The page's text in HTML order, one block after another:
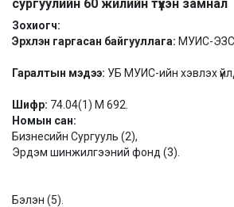
сургуулийн 60 жилийн түүхэн замнал
Зохиогч:
Эрхлэн гаргасан байгууллага: МУИС-ЭЗС
Гаралтын мэдээ: УБ МУИС-ийн хэвлэх
Шифр: 74.04(1) М 692.
Номын сан:
Бизнесийн Сургууль (2),
Эрдэм шинжилгээний фонд (3).
Бэлэн (5).